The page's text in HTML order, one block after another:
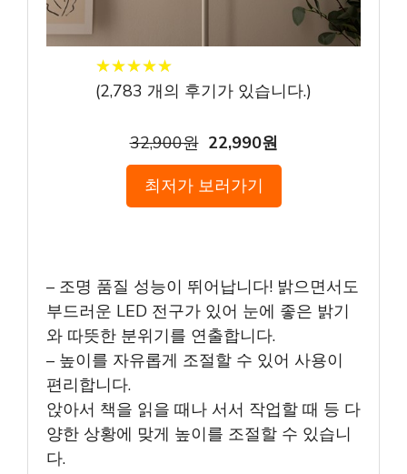
★★★★★
★★★★★
(2,783 개의 후기가 있습니다.)
32,900원 22,990원
최저가 보러가기
– 조명 품질 성능이 뛰어납니다! 밝으면서도
부드러운 LED 전구가 있어 눈에 좋은 밝기
와 따뜻한 분위기를 연출합니다.
– 높이를 자유롭게 조절할 수 있어 사용이
편리합니다.
앉아서 책을 읽을 때나 서서 작업할 때 등 다
양한 상황에 맞게 높이를 조절할 수 있습니
다.